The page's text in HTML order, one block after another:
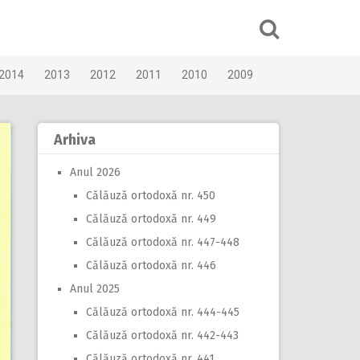
2013 2012 2011 2010 2009
Arhiva
Anul 2026
Călăuză ortodoxă nr. 450
Călăuză ortodoxă nr. 449
Călăuză ortodoxă nr. 447-448
Călăuză ortodoxă nr. 446
Anul 2025
Călăuză ortodoxă nr. 444-445
Călăuză ortodoxă nr. 442-443